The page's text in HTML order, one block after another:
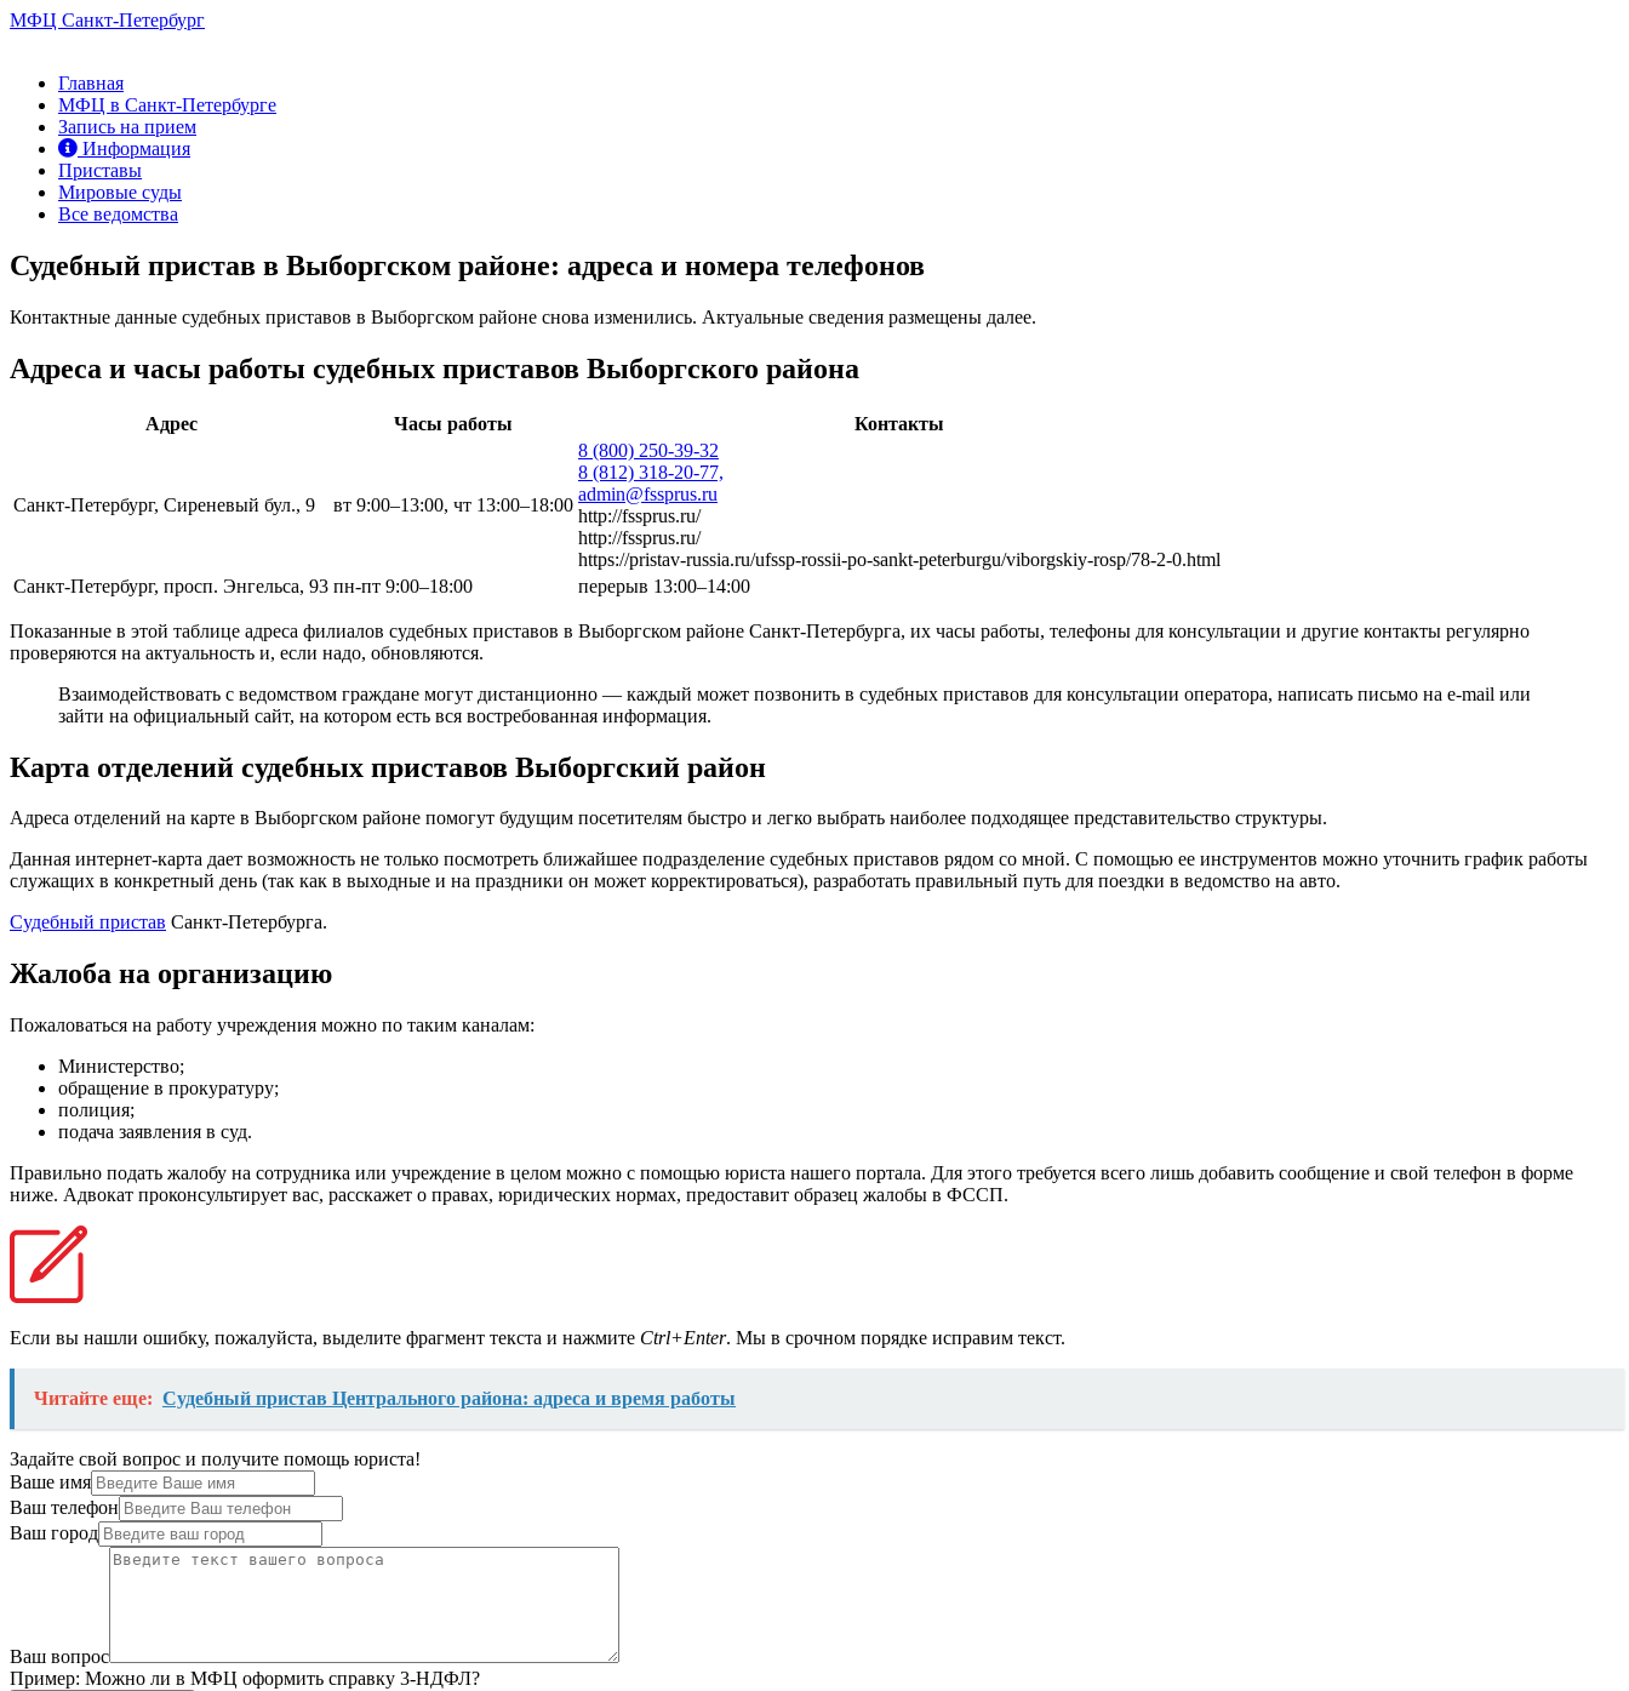
МФЦ Санкт-Петербург
Главная
МФЦ в Санкт-Петербурге
Запись на прием
Информация
Приставы
Мировые суды
Все ведомства
Судебный пристав в Выборгском районе: адреса и номера телефонов
Контактные данные судебных приставов в Выборгском районе снова изменились. Актуальные сведения размещены далее.
Адреса и часы работы судебных приставов Выборгского района
Адрес Часы работы Контакты
Санкт-Петербург, Сиреневый бул., 9 вт 9:00–13:00, чт 13:00–18:00
8 (800) 250-39-32
8 (812) 318-20-77,
admin@fssprus.ru
http://fssprus.ru/
http://fssprus.ru/
https://pristav-russia.ru/ufssp-rossii-po-sankt-peterburgu/viborgskiy-rosp/78-2-0.html
Санкт-Петербург, просп. Энгельса, 93 пн-пт 9:00–18:00 перерыв 13:00–14:00
Показанные в этой таблице адреса филиалов судебных приставов в Выборгском районе Санкт-Петербурга, их часы работы, телефоны для консультации и другие контакты регулярно
проверяются на актуальность и, если надо, обновляются.
Взаимодействовать с ведомством граждане могут дистанционно — каждый может позвонить в судебных приставов для консультации оператора, написать письмо на e-mail или
зайти на официальный сайт, на котором есть вся востребованная информация.
Карта отделений судебных приставов Выборгский район
Адреса отделений на карте в Выборгском районе помогут будущим посетителям быстро и легко выбрать наиболее подходящее представительство структуры.
Данная интернет-карта дает возможность не только посмотреть ближайшее подразделение судебных приставов рядом со мной. С помощью ее инструментов можно уточнить график работы
служащих в конкретный день (так как в выходные и на праздники он может корректироваться), разработать правильный путь для поездки в ведомство на авто.
Судебный пристав Санкт-Петербурга.
Жалоба на организацию
Пожаловаться на работу учреждения можно по таким каналам:
Министерство;
обращение в прокуратуру;
полиция;
подача заявления в суд.
Правильно подать жалобу на сотрудника или учреждение в целом можно с помощью юриста нашего портала. Для этого требуется всего лишь добавить сообщение и свой телефон в форме
ниже. Адвокат проконсультирует вас, расскажет о правах, юридических нормах, предоставит образец жалобы в ФССП.
Если вы нашли ошибку, пожалуйста, выделите фрагмент текста и нажмите Ctrl+Enter. Мы в срочном порядке исправим текст.
Читайте еще: Судебный пристав Центрального района: адреса и время работы
Задайте свой вопрос и получите помощь юриста!
Ваше имя
Ваш телефон
Ваш город
Ваш вопрос
Пример: Можно ли в МФЦ оформить справку 3-НДФЛ?